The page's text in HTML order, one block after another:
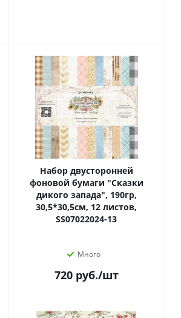
Набор двусторонней
фоновой бумаги "Сказки
дикого запада", 190гр,
30,5*30,5см, 12 листов,
SS07022024-13
Много
720руб./шт